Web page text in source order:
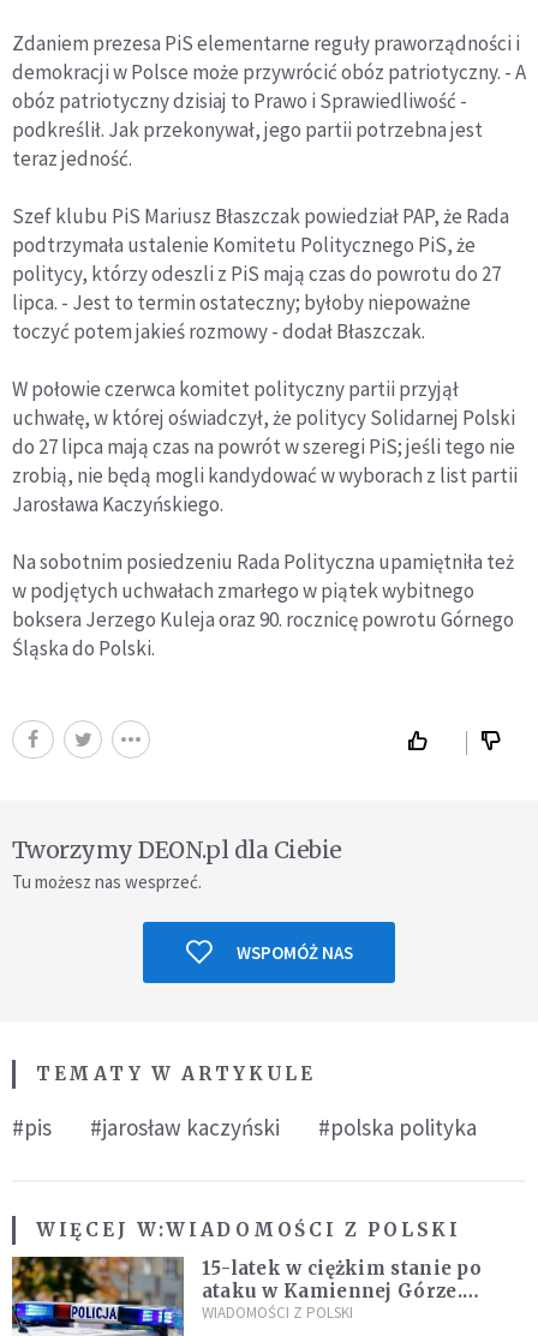
Zdaniem prezesa PiS elementarne reguły praworządności i
demokracji w Polsce może przywrócić obóz patriotyczny. - A
obóz patriotyczny dzisiaj to Prawo i Sprawiedliwość -
podkreślił. Jak przekonywał, jego partii potrzebna jest
teraz jedność.
Szef klubu PiS Mariusz Błaszczak powiedział PAP, że Rada
podtrzymała ustalenie Komitetu Politycznego PiS, że
politycy, którzy odeszli z PiS mają czas do powrotu do 27
lipca. - Jest to termin ostateczny; byłoby niepoważne
toczyć potem jakieś rozmowy - dodał Błaszczak.
W połowie czerwca komitet polityczny partii przyjął
uchwałę, w której oświadczył, że politycy Solidarnej Polski
do 27 lipca mają czas na powrót w szeregi PiS; jeśli tego nie
zrobią, nie będą mogli kandydować w wyborach z list partii
Jarosława Kaczyńskiego.
Na sobotnim posiedzeniu Rada Polityczna upamiętniła też
w podjętych uchwałach zmarłego w piątek wybitnego
boksera Jerzego Kuleja oraz 90. rocznicę powrotu Górnego
Śląska do Polski.
Tworzymy DEON.pl dla Ciebie
Tu możesz nas wesprzeć.
WSPOMÓŻ NAS
TEMATY W ARTYKULE
#pis #jarosław kaczyński #polska polityka
WIĘCEJ W:WIADOMOŚCI Z POLSKI
15-latek w ciężkim stanie po
ataku w Kamiennej Górze.
Policja zatrzymała dwóch
WIADOMOŚCI Z POLSKI